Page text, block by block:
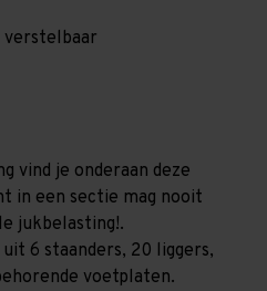
verstelbaar
vind je onderaan deze
in een sectie mag nooit
jukbelasting!.
6 staanders, 20 liggers,
voetplaten.